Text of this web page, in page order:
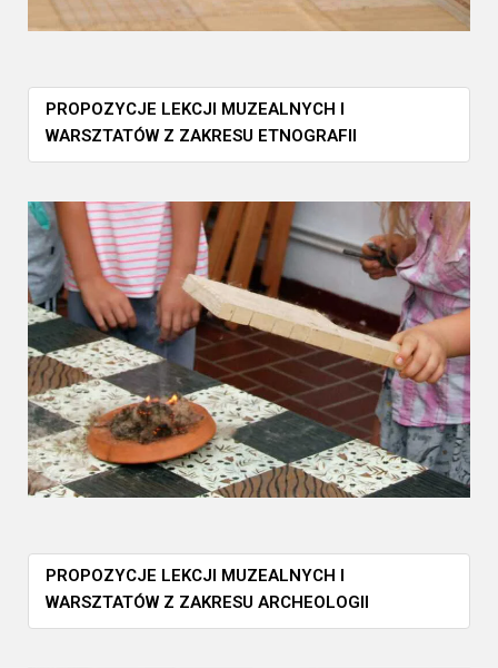
PROPOZYCJE LEKCJI MUZEALNYCH I
WARSZTATÓW Z ZAKRESU ETNOGRAFII
PROPOZYCJE LEKCJI MUZEALNYCH I
WARSZTATÓW Z ZAKRESU ARCHEOLOGII